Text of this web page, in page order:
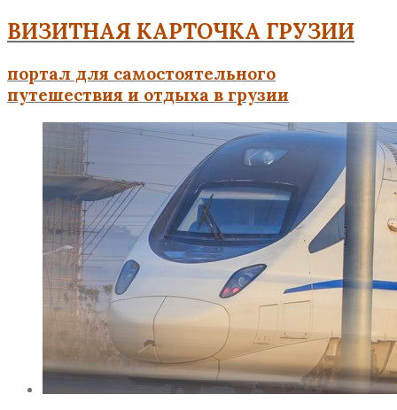
ВИЗИТНАЯ КАРТОЧКА ГРУЗИИ
портал для самостоятельного
путешествия и отдыха в грузии